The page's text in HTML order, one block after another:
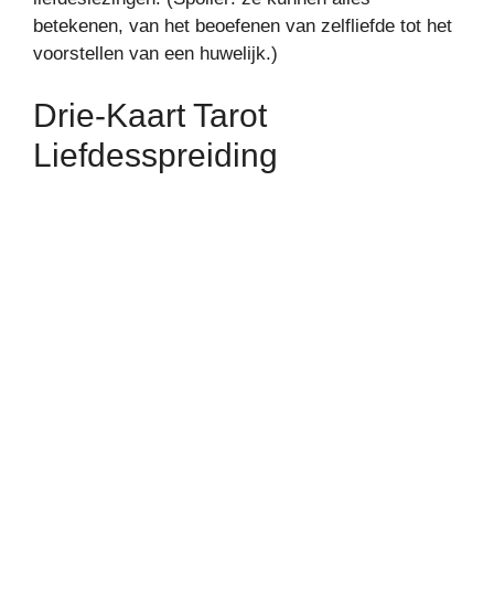
betekenen, van het beoefenen van zelfliefde tot het
voorstellen van een huwelijk.)
Drie-Kaart Tarot
Liefdesspreiding